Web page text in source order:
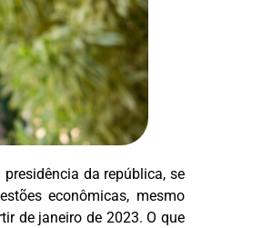
da república, se
econômicas, mesmo
de janeiro de 2023. O que